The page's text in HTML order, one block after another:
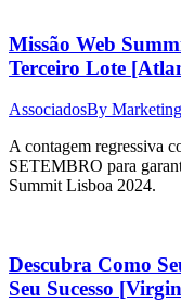
Missão Web
Terceiro Lote
AssociadosBy Marketing
A contagem regressiva
SETEMBRO para
Summit Lisboa 2024.
Descubra Como
Seu Sucesso